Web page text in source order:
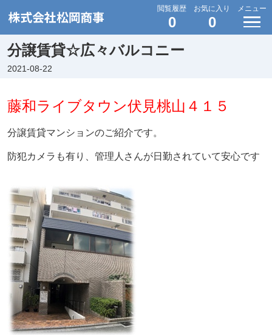
閲覧履歴
0
お気に入り
0
メニュー
分譲賃貸☆広々バルコニー
2021-08-22
藤和ライブタウン伏見桃山４１５
分譲賃貸マンションのご紹介です。
防犯カメラも有り、 管理人さんが日勤されていて安心です